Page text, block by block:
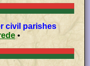
civil parishes
•